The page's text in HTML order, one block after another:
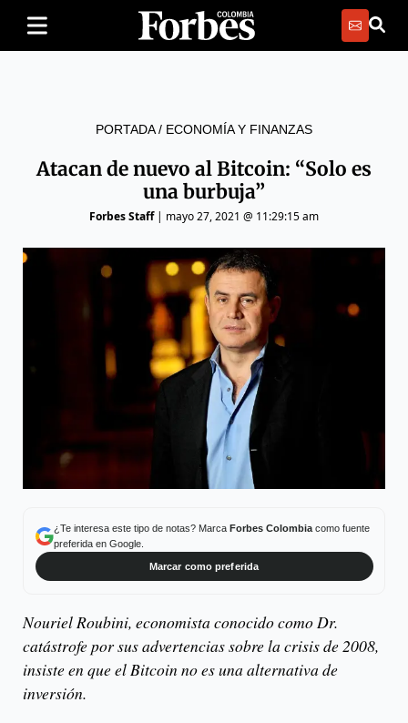
PORTADA/ ECONOMÍA Y FINANZAS
Atacan de nuevo al Bitcoin: “Solo es
una burbuja”
Forbes Staff| mayo 27, 2021 @ 11:29:15 am
¿Te interesa este tipo de notas? Marca Forbes Colombiacomo fuente
preferida en Google.
Marcar como preferida
Nouriel Roubini, economista conocido como Dr.
catástrofe por sus advertencias sobre la crisis de 2008,
insiste en que el Bitcoin no es una alternativa de
inversión.